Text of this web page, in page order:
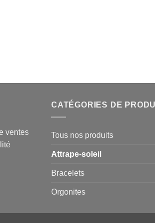
ventes
CATÉGORIES DE
Tous nos produits
Attrape-soleil
Bracelets
Orgonites